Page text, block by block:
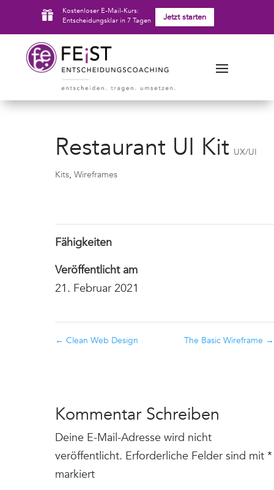

Kostenloser E-Mail-Kurs:
Entscheidungsklar in 7 Tagen
Jetzt starten
Restaurant UI Kit UX/UI
Kits, Wireframes
Fähigkeiten
Veröffentlicht am
21. Februar 2021
← Clean Web Design The Basic Wireframe →
Kommentar Schreiben
Deine E-Mail-Adresse wird nicht
veröffentlicht. Erforderliche Felder sind mit *
markiert